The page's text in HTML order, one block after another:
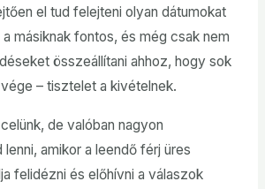
el tud felejteni olyan dátumokat
másiknak fontos, és még csak nem
összeállítani ahhoz, hogy sok
– tisztelet a kivételnek.
de valóban nagyon
amikor a leendő férj üres
felidézni és előhívni a válaszok